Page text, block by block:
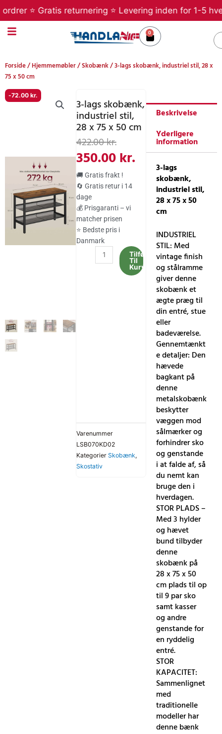
til
indholdet
Gratis returnering ⭐ Levering inden for 1-5
0
Kurv
Forside/Hjemmemøbler/Skobænk/ 3-lags skobænk, industriel stil, 28 x
75 x 50 cm
-72.00 kr.
3-lags skobænk,
industriel stil,
28 x 75 x 50 cm
422.00kr.Den
oprindelige
pris
var:
422.00 kr..
350.00kr.
Den
aktuelle
pris
350.00 kr..
🚚 Gratis frakt !
🔄 Gratis retur i 14
dage
💰 Prisgaranti – vi
matcher prisen
⭐ Bedste pris i
Danmark
Tilføj
Til
Kurv
Varenummer
LSB070KD02
Kategorier Skobænk,
Skostativ
Beskrivelse
Yderligere
information
3-lags
skobænk,
industriel stil,
28 x 75 x 50
cm
INDUSTRIEL
STIL: Med
vintage finish
og stålramme
giver denne
skobænk et
ægte præg til
din entré, stue
eller
badeværelse.
Gennemtænkt
e detaljer: Den
hævede
bagkant på
denne
metalskobænk
beskytter
væggen mod
sålmærker og
forhindrer sko
og genstande
i at falde af, så
du nemt kan
bruge den i
hverdagen.
STOR PLADS –
Med 3 hylder
og hævet
bund tilbyder
denne
skobænk på
28 x 75 x 50
cm plads til op
til 9 par sko
samt kasser
og andre
genstande for
en ryddelig
entré.
STOR
KAPACITET:
Sammenlignet
med
traditionelle
modeller har
denne bænk